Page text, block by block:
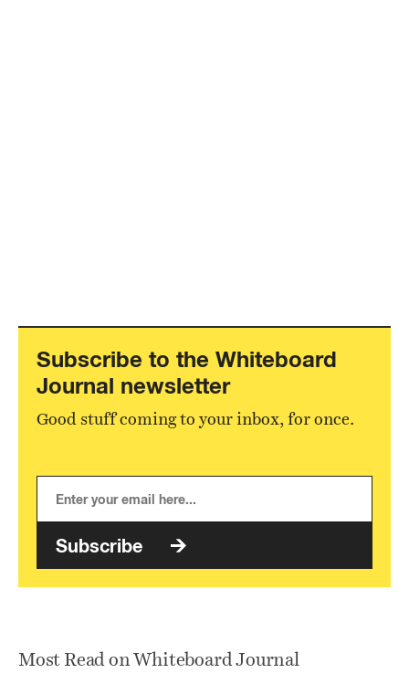
Subscribe to the Whiteboard
Journal newsletter
Good stuff coming to your inbox, for once.
Subscribe
Most Read on Whiteboard Journal